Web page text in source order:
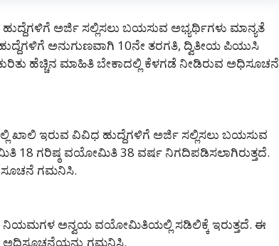
ಅರ್ಜಿ ಸಲ್ಲಿಸಲು ಬಯಸುವ ಅಭ್ಯರ್ಥಿಗಳು ಮಾನ್ಯತೆ
ಅನುಗುಣವಾಗಿ 10ನೇ ತರಗತಿ, ದ್ವಿತೀಯ ಪಿಯುಸಿ
ಹೆಚ್ಚಿನ ಮಾಹಿತಿ ಬೇಕಾದಲ್ಲಿ ಕೆಳಗಡೆ ನೀಡಿರುವ ಅಧಿಸೂಚನೆ
ಖಾಲಿ ಇರುವ ವಿವಿಧ ಹುದ್ದೆಗಳಿಗೆ ಅರ್ಜಿ ಸಲ್ಲಿಸಲು ಬಯಸುವ
18 ಗರಿಷ್ಠ ವಯೋಮಿತಿ 38 ವರ್ಷ ನಿಗದಿಪಡಿಸಲಾಗಿರುತ್ತದೆ.
ಗಮನಿಸಿ.
ನಿಯಮಗಳ ಅನ್ವಯ ವಯೋಮಿತಿಯಲ್ಲಿ ಸಡಿಲಿಕ್ಕೆ ಇರುತ್ತದೆ. ಈ
ಅಧಿಸೂಚನೆಯನ್ನು ಗಮನಿಸಿ.